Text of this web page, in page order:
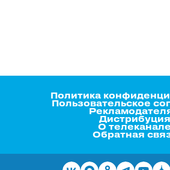
Политика
Пользовательское
Дистрибуция
О телеканале
Обратная